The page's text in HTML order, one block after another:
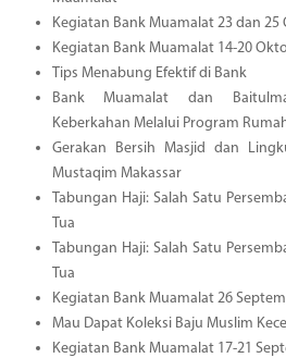
Kegiatan Bank Muamalat 23 dan 25
Kegiatan Bank Muamalat 14-20
Tips Menabung Efektif di Bank
Bank Muamalat dan
Keberkahan Melalui Program
Gerakan Bersih Masjid dan
Mustaqim Makassar
Tabungan Haji: Salah Satu
Tua
Tabungan Haji: Salah Satu
Tua
Kegiatan Bank Muamalat 26
Mau Dapat Koleksi Baju Muslim
Kegiatan Bank Muamalat 17-21